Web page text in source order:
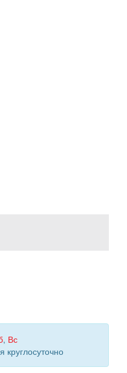
, Вс
круглосуточно